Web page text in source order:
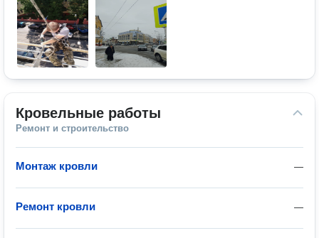
Кровельные работы
Ремонт и строительство
—
Монтаж кровли
—
Ремонт кровли